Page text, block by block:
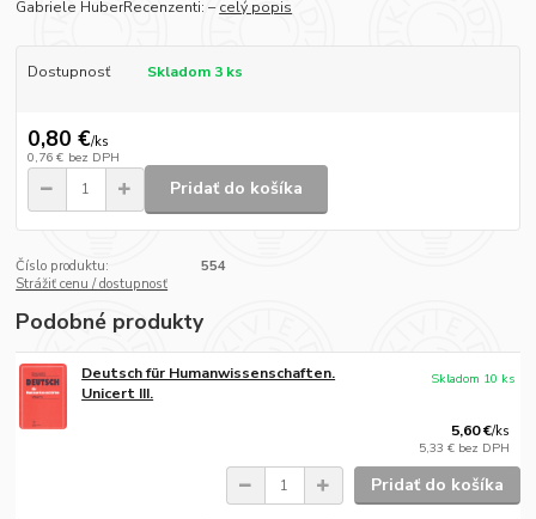
Gabriele HuberRecenzenti: –celý popis
Dostupnosť Skladom 3 ks
0,80 €/ks
0,76 € bez DPH
Pridať do košíka
Číslo produktu:
554
Strážiť cenu / dostupnosť
Podobné produkty
Deutsch für Humanwissenschaften.
Unicert III.
5,60 €/ks
5,33 € bez DPH
Skladom 10 ks
Pridať do košíka